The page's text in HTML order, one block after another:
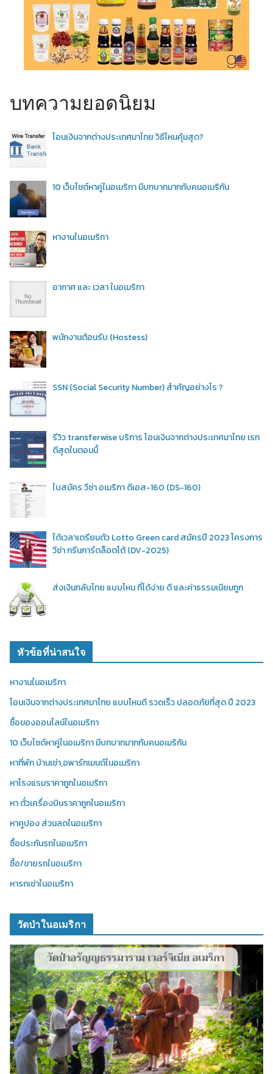
บทความยอดนิยม
โอนเงินจากต่างประเทศมาไทย วิธีไหนคุ้มสุด?
10 เว็บไซต์หาคู่ในอเมริกา มีบทบาทมากกับคนอเมริกัน
หางานในอเมริกา
อากาศ และ เวลา ในอเมริกา
พนักงานต้อนรับ (Hostess)
SSN (Social Security Number) สำคัญอย่างไร ?
รีวิว transferwise บริการ โอนเงินจากต่างประเทศมาไทย เรท
ดีสุดในตอนนี้
ใบสมัคร วีซ่า อเมริกา ดีเอส-160 (DS-160)
ได้เวลาเตรียมตัว Lotto Green card สมัครปี 2023 โครงการ
วีซ่า กรีนการ์ดล็อตโต้ (DV-2025)
ส่งเงินกลับไทย แบบไหน ที่ได้ง่าย ดี และค่าธรรมเนียมถูก
หัวข้อที่น่าสนใจ
หางานในอเมริกา
โอนเงินจากต่างประเทศมาไทย แบบไหนดี รวดเร็ว ปลอดภัยที่สุด ปี 2023
ซื้อของออนไลน์ในอเมริกา
10 เว็บไซต์หาคู่ในอเมริกา มีบทบาทมากกับคนอเมริกัน
หาที่พัก บ้านเช่า,อพาร์ทเมนต์ในอเมริกา
หาโรงแรมราคาถูกในอเมริกา
หา ตั๋วเครื่องบินราคาถูกในอเมริกา
หาคูปอง ส่วนลดในอเมริกา
ซื้อประกันรถในอเมริกา
ซื้อ/ขายรถในอเมริกา
หารถเช่าในอเมริกา
วัดป่าในอเมริกา